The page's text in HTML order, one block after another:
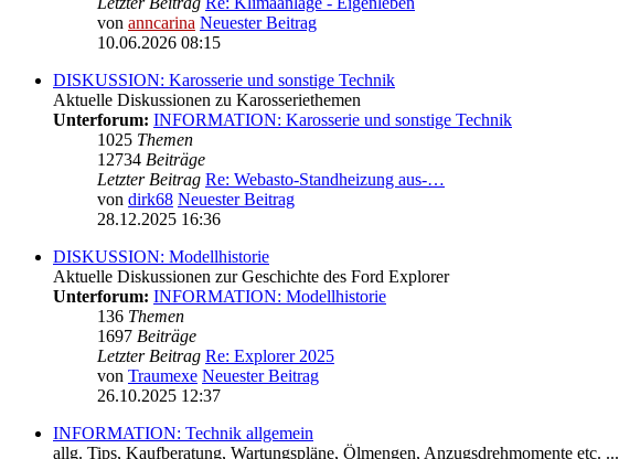
von anncarina Neuester Beitrag
10.06.2026 08:15
DISKUSSION: Karosserie und sonstige Technik
Aktuelle Diskussionen zu Karosseriethemen
Unterforum: INFORMATION: Karosserie und sonstige Technik
1025 Themen
12734 Beiträge
Letzter Beitrag Re: Webasto-Standheizung aus-…
von dirk68 Neuester Beitrag
28.12.2025 16:36
DISKUSSION: Modellhistorie
Aktuelle Diskussionen zur Geschichte des Ford Explorer
Unterforum: INFORMATION: Modellhistorie
136 Themen
1697 Beiträge
Letzter Beitrag Re: Explorer 2025
von Traumexe Neuester Beitrag
26.10.2025 12:37
INFORMATION: Technik allgemein
allg. Tips, Kaufberatung, Wartungspläne, Ölmengen, Anzugsdrehmomente etc. ...